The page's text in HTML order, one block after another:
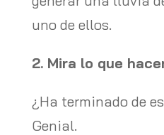
uno de ellos.
2. Mira lo que
¿Ha terminado de
Genial.